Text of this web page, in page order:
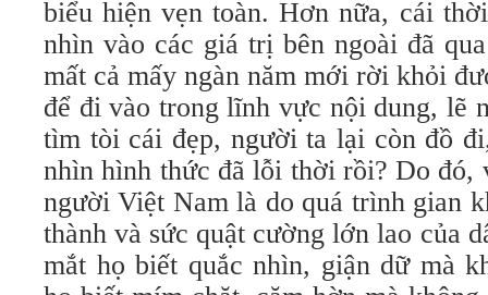
biểu hiện vẹn toàn. Hơn nữa, cái
nhìn vào các giá trị bên ngoài đã
mất cả mấy ngàn năm mới rời khỏi
để đi vào trong lĩnh vực nội dung, lẽ
tìm tòi cái đẹp, người ta lại còn đồ
nhìn hình thức đã lỗi thời rồi? Do đó,
người Việt Nam là do quá trình gian
thành và sức quật cường lớn lao của
mắt họ biết quắc nhìn, giận dữ mà